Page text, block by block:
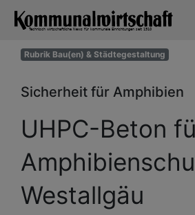
Rubrik Bau(en) & Städtegestaltung
Sicherheit für Amphibien
UHPC-Beton
Westallgäu